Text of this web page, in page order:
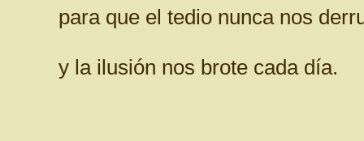
para que el tedio nunca nos
y la ilusión nos brote cada día.